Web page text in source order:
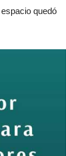
quedó